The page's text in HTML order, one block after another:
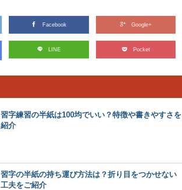
Facebook Google+
LINE Pocket
習字練習の半紙は100均でいい？特徴や書きやすさを
紹介
習字の半紙の持ち運び方法は？折り目をつかせない
工夫をご紹介